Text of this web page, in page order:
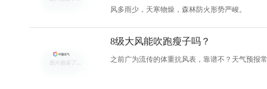
风多雨少，天寒物燥，森林防火形势严峻。
8级大风能吹跑瘦子吗？
之前广为流传的体重抗风表，靠谱不？天气预报